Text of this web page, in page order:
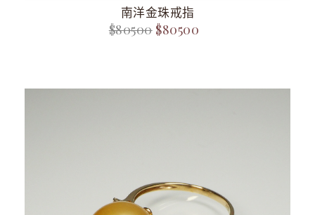
南洋金珠戒指
$80500 $80500